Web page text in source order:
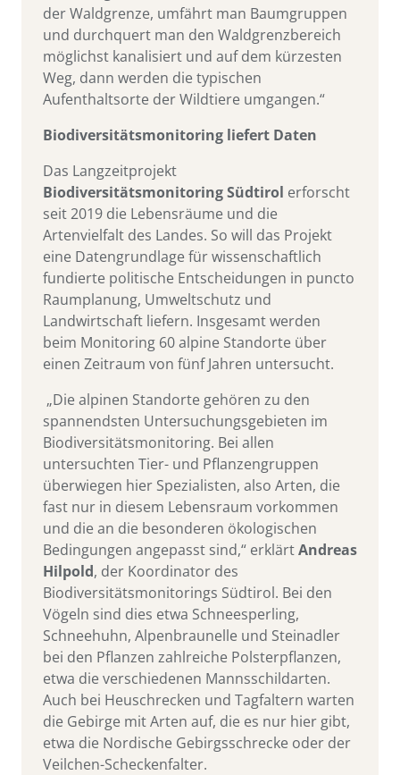
der Waldgrenze, umfährt man Baumgruppen
und durchquert man den Waldgrenzbereich
möglichst kanalisiert und auf dem kürzesten
Weg, dann werden die typischen
Aufenthaltsorte der Wildtiere umgangen.“
Biodiversitätsmonitoring liefert Daten
Das Langzeitprojekt
BiodiversitätsmonitoringSüdtirol erforscht
seit 2019 die Lebensräume und die
Artenvielfalt des Landes. So will das Projekt
eine Datengrundlage für wissenschaftlich
fundierte politische Entscheidungen in puncto
Raumplanung, Umweltschutz und
Landwirtschaft liefern. Insgesamt werden
beim Monitoring 60 alpine Standorte über
einen Zeitraum von fünf Jahren untersucht.
„Die alpinen Standorte gehören zu den
spannendsten Untersuchungsgebieten im
Biodiversitätsmonitoring. Bei allen
untersuchten Tier- und Pflanzengruppen
überwiegen hier Spezialisten, also Arten, die
fast nur in diesem Lebensraum vorkommen
und die an die besonderen ökologischen
Bedingungen angepasst sind,“ erklärtAndreas
Hilpold, der Koordinator des
Biodiversitätsmonitorings Südtirol. Bei den
Vögeln sind dies etwa Schneesperling,
Schneehuhn, Alpenbraunelle und Steinadler
bei den Pflanzen zahlreiche Polsterpflanzen,
etwa die verschiedenen Mannsschildarten.
Auch bei Heuschrecken und Tagfaltern warten
die Gebirge mit Arten auf, die es nur hier gibt,
etwa die Nordische Gebirgsschrecke oder der
Veilchen-Scheckenfalter.